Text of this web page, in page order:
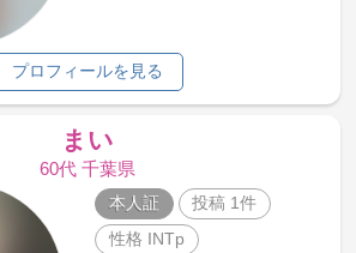
プロフィールを見る
まい
60代 千葉県
本人証
投稿 1件
性格 INTp